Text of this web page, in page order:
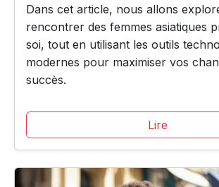
Dans cet article, nous allons
rencontrer des femmes asiatiques
soi, tout en utilisant les outils
modernes pour maximiser vos
succès.
Lire